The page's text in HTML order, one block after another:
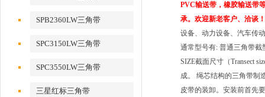
SPB2360LW三角带
SPC3150LW三角带
SPC3550LW三角带
三星红标三角带
PVC输送带，橡胶输送带
承。欢迎新老客户、洽谈！
设备、动力设备、汽车传
通常型号有: 普通三角带截
SIZE截面尺寸（Transect
成。 绳芯结构的三角带制
皮带的装卸。安装前首先